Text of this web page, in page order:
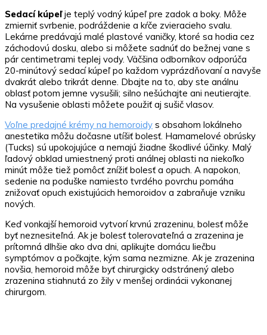
Sedací kúpeľje teplý vodný kúpeľ pre zadok a boky. Môže
zmierniť svrbenie, podráždenie a kŕče zvieracieho svalu.
Lekárne predávajú malé plastové vaničky, ktoré sa hodia cez
záchodovú dosku, alebo si môžete sadnúť do bežnej vane s
pár centimetrami teplej vody. Väčšina odborníkov odporúča
20-minútový sedací kúpeľ po každom vyprázdňovaní a navyše
dvakrát alebo trikrát denne. Dbajte na to, aby ste análnu
oblasť potom jemne vysušili; silno nešúchajte ani neutierajte.
Na vysušenie oblasti môžete použiť aj sušič vlasov.
Voľne predajné krémy na hemoroidy s obsahom lokálneho
anestetika môžu dočasne utíšiť bolesť. Hamamelové obrúsky
(Tucks) sú upokojujúce a nemajú žiadne škodlivé účinky. Malý
ľadový obklad umiestnený proti análnej oblasti na niekoľko
minút môže tiež pomôcť znížiť bolesť a opuch. A napokon,
sedenie na poduške namiesto tvrdého povrchu pomáha
znižovať opuch existujúcich hemoroidov a zabraňuje vzniku
nových.
Keď vonkajší hemoroid vytvorí krvnú zrazeninu, bolesť môže
byť neznesiteľná. Ak je bolesť tolerovateľná a zrazenina je
prítomná dlhšie ako dva dni, aplikujte domácu liečbu
symptómov a počkajte, kým sama nezmizne. Ak je zrazenina
novšia, hemoroid môže byť chirurgicky odstránený alebo
zrazenina stiahnutá zo žily v menšej ordinácii vykonanej
chirurgom.